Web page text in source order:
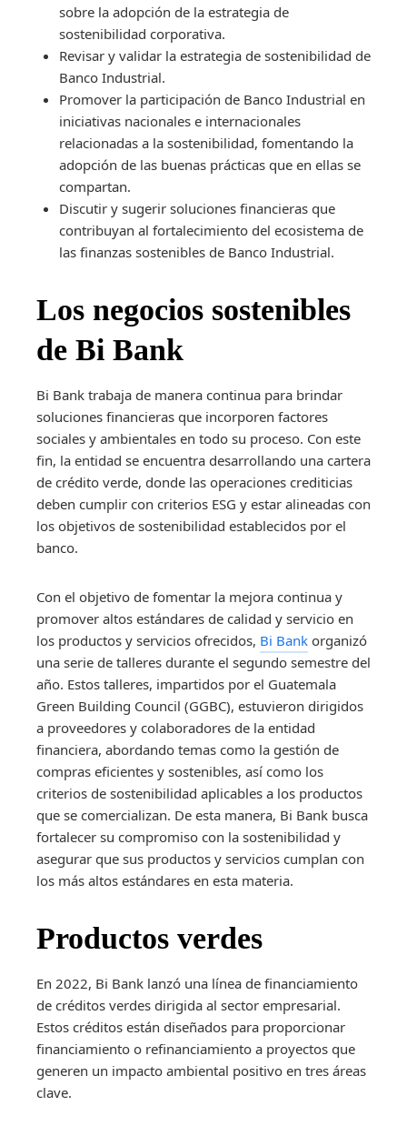
sobre la adopción de la estrategia de
sostenibilidad corporativa.
Revisar y validar la estrategia de sostenibilidad de
Banco Industrial.
Promover la participación de Banco Industrial en
iniciativas nacionales e internacionales
relacionadas a la sostenibilidad, fomentando la
adopción de las buenas prácticas que en ellas se
compartan.
Discutir y sugerir soluciones financieras que
contribuyan al fortalecimiento del ecosistema de
las finanzas sostenibles de Banco Industrial.
Los negocios sostenibles
de Bi Bank
Bi Bank trabaja de manera continua para brindar
soluciones financieras que incorporen factores
sociales y ambientales en todo su proceso. Con este
fin, la entidad se encuentra desarrollando una cartera
de crédito verde, donde las operaciones crediticias
deben cumplir con criterios ESG y estar alineadas con
los objetivos de sostenibilidad establecidos por el
banco.
Con el objetivo de fomentar la mejora continua y
promover altos estándares de calidad y servicio en
los productos y servicios ofrecidos, Bi Bank organizó
una serie de talleres durante el segundo semestre del
año. Estos talleres, impartidos por el Guatemala
Green Building Council (GGBC), estuvieron dirigidos
a proveedores y colaboradores de la entidad
financiera, abordando temas como la gestión de
compras eficientes y sostenibles, así como los
criterios de sostenibilidad aplicables a los productos
que se comercializan. De esta manera, Bi Bank busca
fortalecer su compromiso con la sostenibilidad y
asegurar que sus productos y servicios cumplan con
los más altos estándares en esta materia.
Productos verdes
En 2022, Bi Bank lanzó una línea de financiamiento
de créditos verdes dirigida al sector empresarial.
Estos créditos están diseñados para proporcionar
financiamiento o refinanciamiento a proyectos que
generen un impacto ambiental positivo en tres áreas
clave.